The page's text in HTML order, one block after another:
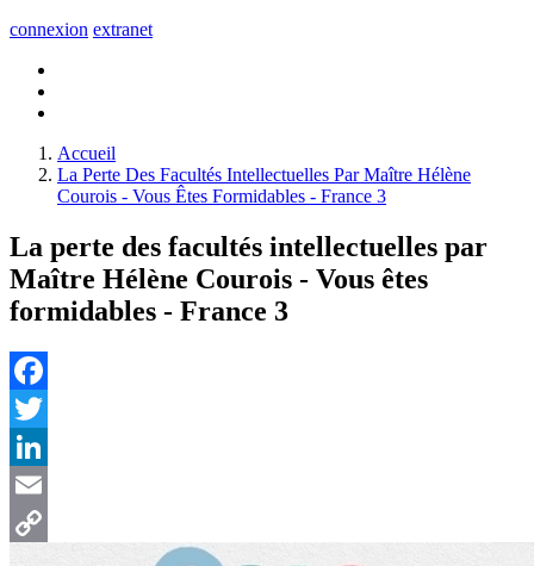
connexion extranet
Accueil
La Perte Des Facultés Intellectuelles Par Maître Hélène
Courois - Vous Êtes Formidables - France 3
La perte des facultés intellectuelles par
Maître Hélène Courois - Vous êtes
formidables - France 3
Facebook
Twitter
LinkedIn
Email